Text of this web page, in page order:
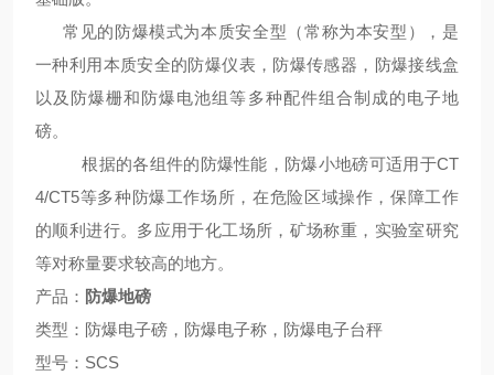
常见的防爆模式为本质安全型（常称为本安型），是
一种利用本质安全的防爆仪表，防爆传感器，防爆接线盒
以及防爆栅和防爆电池组等多种配件组合制成的电子地
磅。
根据的各组件的防爆性能，防爆小地磅可适用于CT
4/CT5等多种防爆工作场所，在危险区域操作，保障工作
的顺利进行。多应用于化工场所，矿场称重，实验室研究
等对称量要求较高的地方。
产品： 防爆地磅
类型：防爆电子磅，防爆电子称，防爆电子台秤
型号： SCS